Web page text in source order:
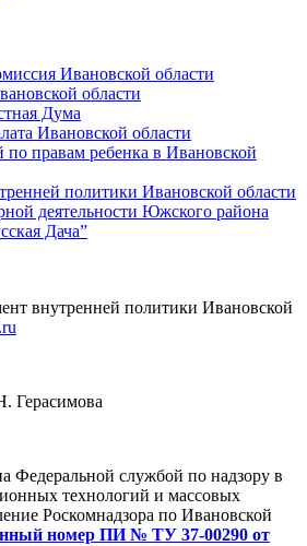
Ивановской области
области
Дума
Ивановской области
правам ребенка в Ивановской
политики Ивановской области
деятельности Южского района
Дача”
внутренней политики Ивановской
Герасимова
Федеральной службой по надзору в
технологий и массовых
Роскомнадзора по Ивановской
номер ПИ № ТУ 37-00290 от